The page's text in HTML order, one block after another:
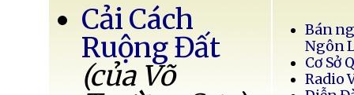
Cải Cách
Ruộng Đất
(của Võ
Bán
Ngôn
Cơ Sở
Radio